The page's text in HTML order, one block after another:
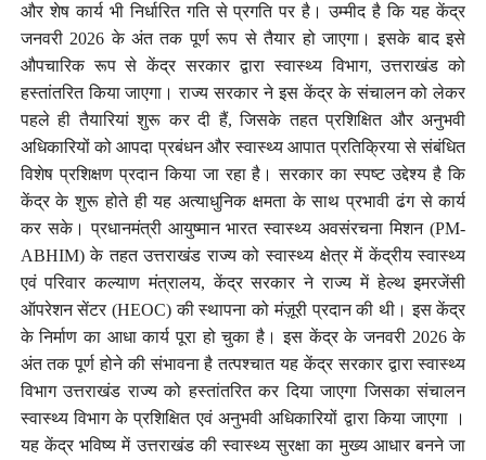
और शेष कार्य भी निर्धारित गति से प्रगति पर है। उम्मीद है कि यह केंद्र
जनवरी 2026 के अंत तक पूर्ण रूप से तैयार हो जाएगा। इसके बाद इसे
औपचारिक रूप से केंद्र सरकार द्वारा स्वास्थ्य विभाग, उत्तराखंड को
हस्तांतरित किया जाएगा। राज्य सरकार ने इस केंद्र के संचालन को लेकर
पहले ही तैयारियां शुरू कर दी हैं, जिसके तहत प्रशिक्षित और अनुभवी
अधिकारियों को आपदा प्रबंधन और स्वास्थ्य आपात प्रतिक्रिया से संबंधित
विशेष प्रशिक्षण प्रदान किया जा रहा है। सरकार का स्पष्ट उद्देश्य है कि
केंद्र के शुरू होते ही यह अत्याधुनिक क्षमता के साथ प्रभावी ढंग से कार्य
कर सके। प्रधानमंत्री आयुष्मान भारत स्वास्थ्य अवसंरचना मिशन (PM-
ABHIM) के तहत उत्तराखंड राज्य को स्वास्थ्य क्षेत्र में केंद्रीय स्वास्थ्य
एवं परिवार कल्याण मंत्रालय, केंद्र सरकार ने राज्य में हेल्थ इमरजेंसी
ऑपरेशन सेंटर (HEOC) की स्थापना को मंज़ूरी प्रदान की थी। इस केंद्र
के निर्माण का आधा कार्य पूरा हो चुका है। इस केंद्र के जनवरी 2026 के
अंत तक पूर्ण होने की संभावना है तत्पश्चात यह केंद्र सरकार द्वारा स्वास्थ्य
विभाग उत्तराखंड राज्य को हस्तांतरित कर दिया जाएगा जिसका संचालन
स्वास्थ्य विभाग के प्रशिक्षित एवं अनुभवी अधिकारियों द्वारा किया जाएगा ।
यह केंद्र भविष्य में उत्तराखंड की स्वास्थ्य सुरक्षा का मुख्य आधार बनने जा